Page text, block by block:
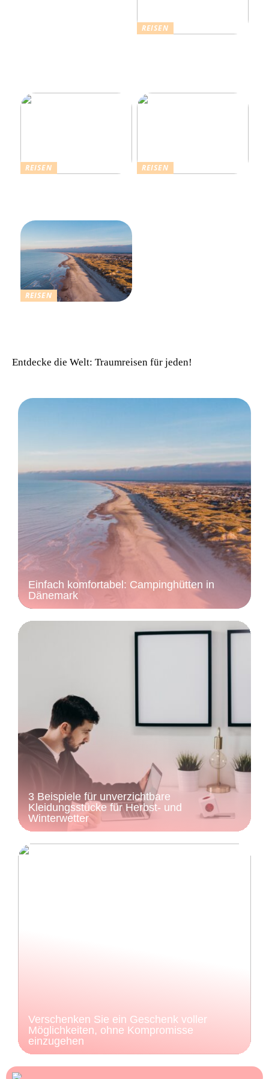
REISEN
REISEN
REISEN
REISEN
Entdecke die Welt: Traumreisen für jeden!
Einfach komfortabel: Campinghütten in
Dänemark
3 Beispiele für unverzichtbare
Kleidungsstücke für Herbst- und
Winterwetter
Verschenken Sie ein Geschenk voller
Möglichkeiten, ohne Kompromisse
einzugehen